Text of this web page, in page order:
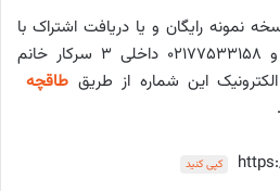
نمونه رایگان و یا دریافت اشتراک با
شماره های ۰۲۱۷۷۵۲۳۵۵۳ و ۰۲۱۷۷۵۳۳۱۵۸ داخلی ۳ سرکار خانم
این شماره از طریق طاقچه
کپی کنید